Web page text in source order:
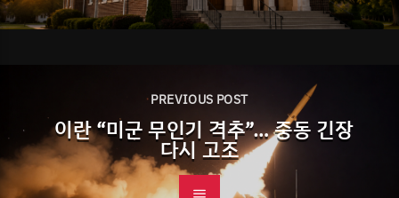
PREVIOUS POST
이란 “미군 무인기 격추”… 중동 긴장
다시 고조